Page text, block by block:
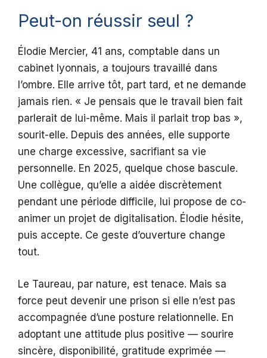
Peut-on réussir seul ?
Élodie Mercier, 41 ans, comptable dans un
cabinet lyonnais, a toujours travaillé dans
l’ombre. Elle arrive tôt, part tard, et ne demande
jamais rien. « Je pensais que le travail bien fait
parlerait de lui-même. Mais il parlait trop bas »,
sourit-elle. Depuis des années, elle supporte
une charge excessive, sacrifiant sa vie
personnelle. En 2025, quelque chose bascule.
Une collègue, qu’elle a aidée discrètement
pendant une période difficile, lui propose de co-
animer un projet de digitalisation. Élodie hésite,
puis accepte. Ce geste d’ouverture change
tout.
Le Taureau, par nature, est tenace. Mais sa
force peut devenir une prison si elle n’est pas
accompagnée d’une posture relationnelle. En
adoptant une attitude plus positive — sourire
sincère, disponibilité, gratitude exprimée —